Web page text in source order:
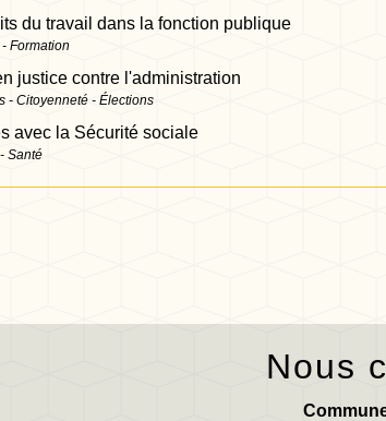
du travail dans la fonction publique
Formation
justice contre l'administration
- Citoyenneté - Élections
avec la Sécurité sociale
Santé
Nous